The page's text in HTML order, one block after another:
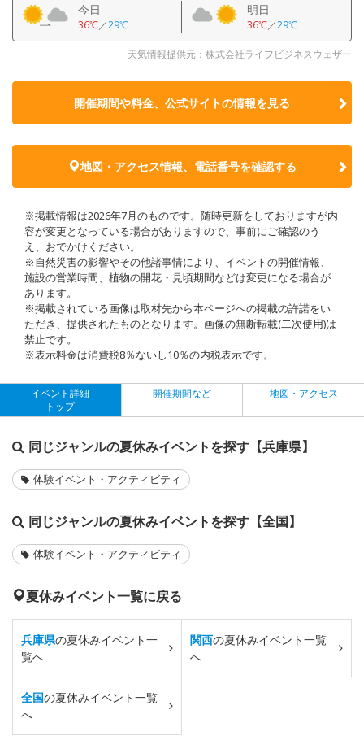
今日
36℃／29℃
明日
36℃／29℃
天気情報提供元：株式会社ライフビジネスウェザー
開催期間や料金、公式サイトの情報を見る
地図・アクセス情報、電話番号を確認する
※掲載情報は2026年7月のものです。随時更新をしておりますが内
容が変更となっている場合がありますので、事前にご確認のう
え、おでかけください。
※自然災害の影響やその他諸事情により、イベントの開催情報、
施設の営業時間、植物の開花・見頃期間などは変更になる場合が
あります。
※掲載されている画像は取材先から本ページへの掲載の許諾をい
ただき、提供されたものとなります。画像の無断転載(二次使用)は
禁止です。
※表示料金は消費税8％ないし10％の内税表示です。
イベント詳細
トップ
開催期間など 地図・アクセス
同じジャンルの夏休みイベントを探す【兵庫県】
体験イベント・アクティビティ
同じジャンルの夏休みイベントを探す【全国】
体験イベント・アクティビティ
夏休みイベント一覧に戻る
兵庫県の夏休みイベント一
覧へ
関西の夏休みイベント一覧
へ
全国の夏休みイベント一覧
へ